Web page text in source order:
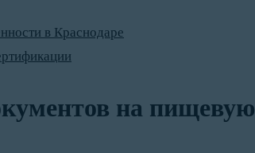
в Краснодаре
на пищевую